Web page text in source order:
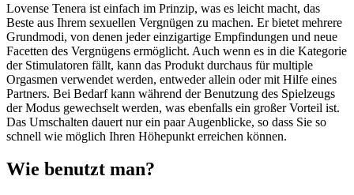
Lovense Tenera ist einfach im Prinzip, was es leicht macht, das
Beste aus Ihrem sexuellen Vergnügen zu machen. Er bietet mehrere
Grundmodi, von denen jeder einzigartige Empfindungen und neue
Facetten des Vergnügens ermöglicht. Auch wenn es in die Kategorie
der Stimulatoren fällt, kann das Produkt durchaus für multiple
Orgasmen verwendet werden, entweder allein oder mit Hilfe eines
Partners. Bei Bedarf kann während der Benutzung des Spielzeugs
der Modus gewechselt werden, was ebenfalls ein großer Vorteil ist.
Das Umschalten dauert nur ein paar Augenblicke, so dass Sie so
schnell wie möglich Ihren Höhepunkt erreichen können.
Wie benutzt man?